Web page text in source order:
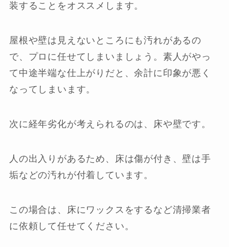
装することをオススメします。
屋根や壁は見えないところにも汚れがあるの
で、プロに任せてしまいましょう。素人がやっ
て中途半端な仕上がりだと、余計に印象が悪く
なってしまいます。
次に経年劣化が考えられるのは、床や壁です。
人の出入りがあるため、床は傷が付き、壁は手
垢などの汚れが付着しています。
この場合は、床にワックスをするなど清掃業者
に依頼して任せてください。